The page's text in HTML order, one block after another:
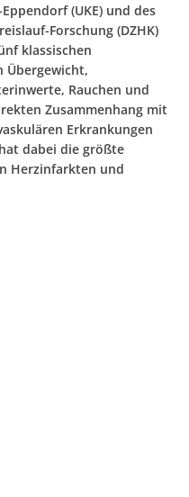
(UKE) und des
Forschung (DZHK)
klassischen
Übergewicht,
Rauchen und
Zusammenhang mit
Erkrankungen
dabei die größte
Herzinfarkten und